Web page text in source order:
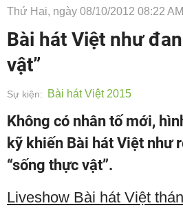
Thứ Hai, ngày 08/10/2012 08:22 AM
Bài hát Việt như
vật”
Sự kiện: Bài hát Việt 2015
Không có nhân tố mới,
kỹ khiến Bài hát Việt như
“sống thực vật”.
Liveshow Bài hát Việt